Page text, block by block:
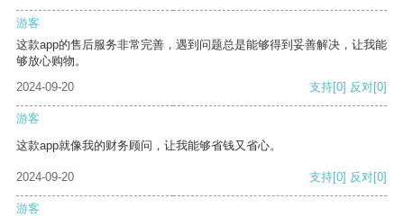
游客
这款app的售后服务非常完善，遇到问题总是能够得到妥善解决，让我能
够放心购物。
2024-09-20
支持[0] 反对[0]
游客
这款app就像我的财务顾问，让我能够省钱又省心。
2024-09-20 支持[0] 反对[0]
游客